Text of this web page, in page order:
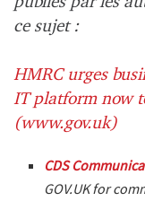
ce sujet :
HMRC urges
IT platform now
(www.gov.uk)
CDS
GOV.UK for